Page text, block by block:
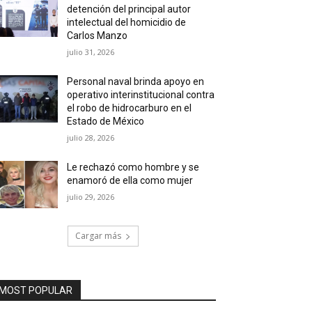
detención del principal autor
intelectual del homicidio de
Carlos Manzo
julio 31, 2026
Personal naval brinda apoyo en
operativo interinstitucional contra
el robo de hidrocarburo en el
Estado de México
julio 28, 2026
Le rechazó como hombre y se
enamoró de ella como mujer
julio 29, 2026
Cargar más
POPULAR